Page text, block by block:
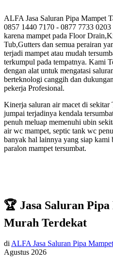
ALFA Jasa Saluran Pipa Mampet
0857 1440 7170 - 0877 7733
karena mampet pada Floor
Tub,Gutters dan semua perairan
terjadi mampet atau mudah
terkumpul pada tempatnya. Kami
dengan alat untuk mengatasi
berteknologi canggih dan
pekerja Profesional.
Kinerja saluran air macet di sekitar
jumpai terjadinya kendala
penuh meluap memenuhi ubin
air wc mampet, septic tank wc
banyak hal lainnya yang siap kami
paralon mampet tersumbat.
🏆 Jasa Saluran
Murah Terdekat
di ALFA Jasa Saluran Pipa
Agustus 2026